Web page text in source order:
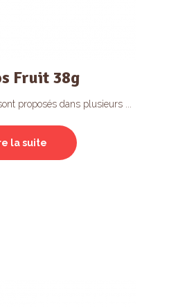
Fruit 38g
proposés dans plusieurs ...
la suite